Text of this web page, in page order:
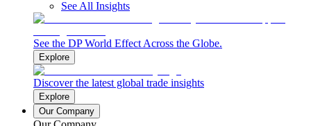
See All Insights
See the DP World Effect Across the Globe.
Explore
Discover the latest global trade insights
Explore
Our Company